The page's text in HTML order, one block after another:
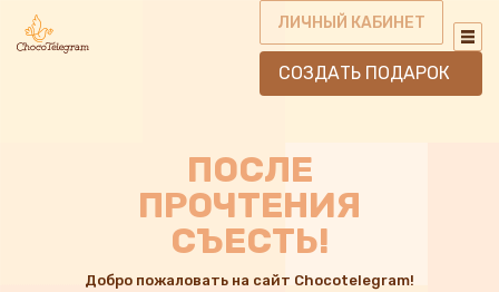
ЛИЧНЫЙ КАБИНЕТ
СОЗДАТЬ ПОДАРОК
ПОСЛЕ
ПРОЧТЕНИЯ
СЪЕСТЬ!
Добро пожаловать на сайт Chocotelegram!